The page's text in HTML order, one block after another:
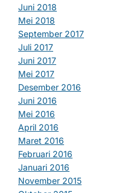
Juni 2018
Mei 2018
September 2017
Juli 2017
Juni 2017
Mei 2017
Desember 2016
Juni 2016
Mei 2016
April 2016
Maret 2016
Februari 2016
Januari 2016
November 2015